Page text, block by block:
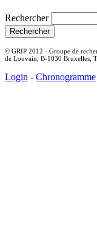
Rechercher
© GRIP 2012 - Groupe de
de Louvain, B-1030 Bruxelles,
Login - Chronogramme